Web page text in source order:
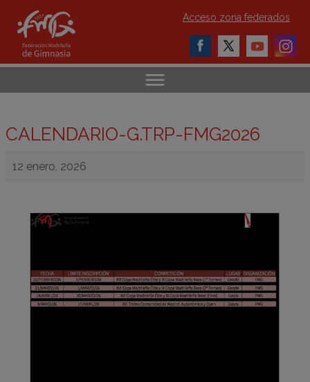
Acceso zona federados
CALENDARIO-G.TRP-FMG2026
12 enero, 2026